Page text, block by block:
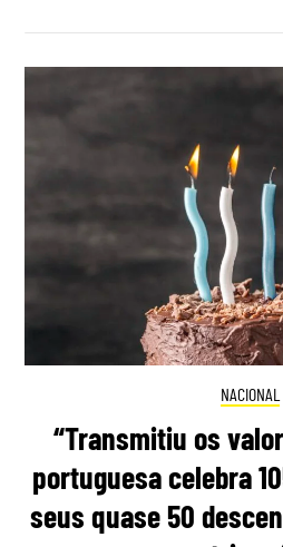
NACIONAL
“Transmitiu os
portuguesa celebra
seus quase 50